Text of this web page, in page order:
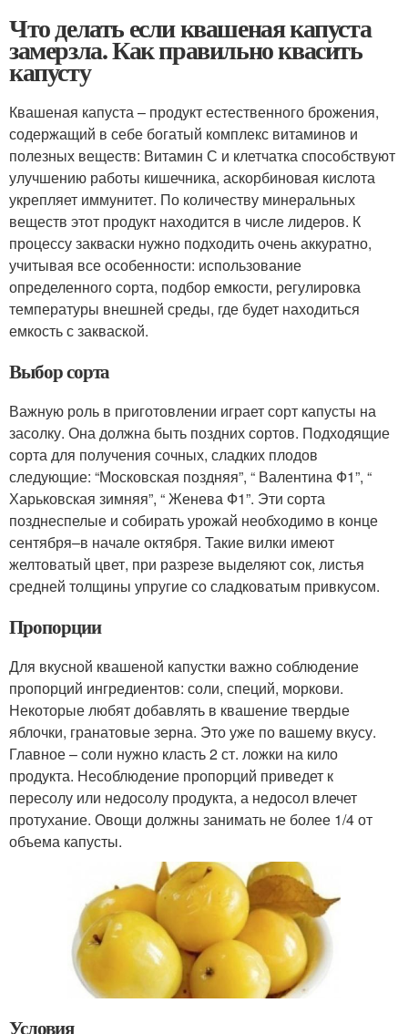
Что делать если квашеная капуста
замерзла. Как правильно квасить
капусту
Квашеная капуста – продукт естественного брожения,
содержащий в себе богатый комплекс витаминов и
полезных веществ: Витамин С и клетчатка способствуют
улучшению работы кишечника, аскорбиновая кислота
укрепляет иммунитет. По количеству минеральных
веществ этот продукт находится в числе лидеров. К
процессу закваски нужно подходить очень аккуратно,
учитывая все особенности: использование
определенного сорта, подбор емкости, регулировка
температуры внешней среды, где будет находиться
емкость с закваской.
Выбор сорта
Важную роль в приготовлении играет сорт капусты на
засолку. Она должна быть поздних сортов. Подходящие
сорта для получения сочных, сладких плодов
следующие: “Московская поздняя”, “ Валентина Ф1”, “
Харьковская зимняя”, “ Женева Ф1”. Эти сорта
позднеспелые и собирать урожай необходимо в конце
сентября–в начале октября. Такие вилки имеют
желтоватый цвет, при разрезе выделяют сок, листья
средней толщины упругие со сладковатым привкусом.
Пропорции
Для вкусной квашеной капустки важно соблюдение
пропорций ингредиентов: соли, специй, моркови.
Некоторые любят добавлять в квашение твердые
яблочки, гранатовые зерна. Это уже по вашему вкусу.
Главное – соли нужно класть 2 ст. ложки на кило
продукта. Несоблюдение пропорций приведет к
пересолу или недосолу продукта, а недосол влечет
протухание. Овощи должны занимать не более 1/4 от
объема капусты.
Условия